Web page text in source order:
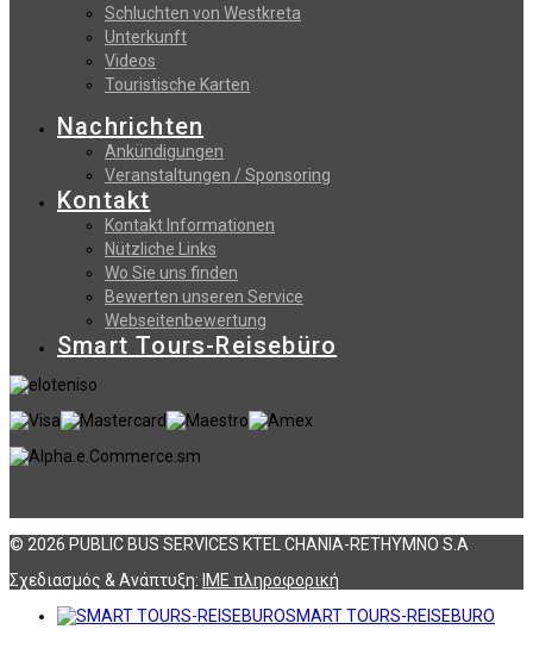
Schluchten von Westkreta
Unterkunft
Videos
Touristische Karten
Nachrichten
Ankündigungen
Veranstaltungen / Sponsoring
Kontakt
Kontakt Informationen
Nützliche Links
Wo Sie uns finden
Bewerten unseren Service
Webseitenbewertung
Smart Tours-Reisebüro
© 2026 PUBLIC BUS SERVICES KTEL CHANIA-RETHYMNO S.A
Σχεδιασμός & Ανάπτυξη: ΙΜΕ πληροφορική
SMART TOURS-REISEBURO